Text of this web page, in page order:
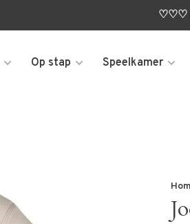
♡♡♡
Op stap Speelkamer